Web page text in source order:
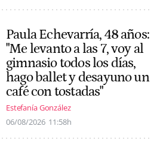
Paula Echevarría, 48 años:
"Me levanto a las 7, voy al
gimnasio todos los días,
hago ballet y desayuno un
café con tostadas"
Estefanía González
06/08/2026 11:58h